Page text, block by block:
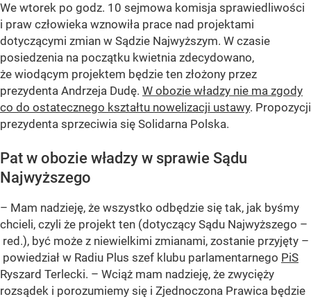
We wtorek po godz. 10 sejmowa komisja sprawiedliwości
i praw człowieka wznowiła prace nad projektami
dotyczącymi zmian w Sądzie Najwyższym. W czasie
posiedzenia na początku kwietnia zdecydowano,
że wiodącym projektem będzie ten złożony przez
prezydenta Andrzeja Dudę. W obozie władzy nie ma zgody
co do ostatecznego kształtu nowelizacji ustawy. Propozycji
prezydenta sprzeciwia się Solidarna Polska.
Pat w obozie władzy w sprawie Sądu
Najwyższego
– Mam nadzieję, że wszystko odbędzie się tak, jak byśmy
chcieli, czyli że projekt ten (dotyczący Sądu Najwyższego –
red.), być może z niewielkimi zmianami, zostanie przyjęty –
powiedział w Radiu Plus szef klubu parlamentarnego PiS
Ryszard Terlecki. – Wciąż mam nadzieję, że zwycięży
rozsądek i porozumiemy się i Zjednoczona Prawica będzie